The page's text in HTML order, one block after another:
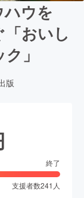
ウを
「おいし
」
版
終了
支援者数241 人